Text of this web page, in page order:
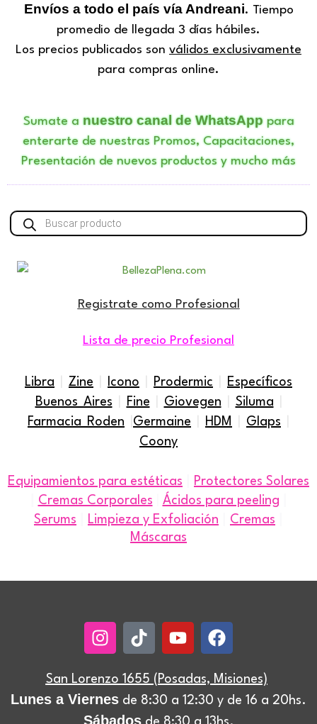
Envíos a todo el país vía Andreani. Tiempo
promedio de llegada 3 días hábiles.
Los precios publicados son válidos exclusivamente
para compras online.
Sumate a nuestro canal de WhatsApppara
enterarte de nuestras Promos, Capacitaciones,
Presentación de nuevos productos y mucho más
Búsqueda
de
Registrate como Profesional
Lista de precio Profesional
Libra Zine Icono Prodermic
Específicos
Buenos Aires
Fine Giovegen Siluma
Farmacia Roden
Germaine HDM Glaps
Coony
Equipamientos para estéticas Protectores Solares
Cremas Corporales Ácidos para peeling
Serums Limpieza y Exfoliación Cremas
Máscaras
Instagram
TiktokYoutubeFacebook
San Lorenzo 1655 (Posadas, Misiones)
Lunes a Viernes de 8:30 a 12:30 y de 16 a 20hs.
Sábados